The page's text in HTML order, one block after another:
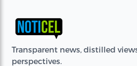
Transparent news, distilled
perspectives.